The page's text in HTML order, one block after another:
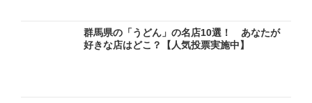
群馬県の「うどん」の名店10選！ あなたが
好きな店はどこ？【人気投票実施中】